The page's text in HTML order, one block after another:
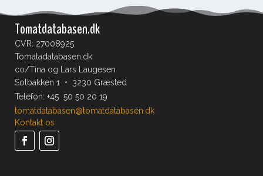
Tomatdatabasen.dk
CVR: 27008925
Tomatadatabasen.dk
co/Tina og Lars Laugesen
Solbakken 1 • 3230 Græsted
Telefon: +45 50 50 20 19
tomatdatabasen@tomatdatabasen.dk
Kontakt os